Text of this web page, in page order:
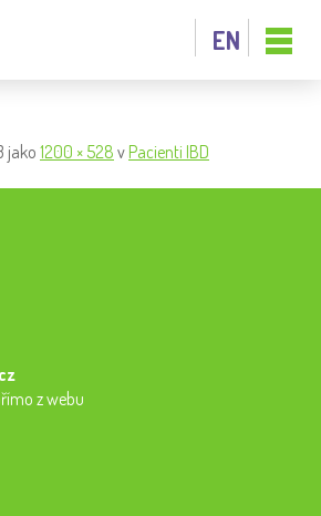
EN
jako 1200 × 528 v Pacienti IBD
z webu